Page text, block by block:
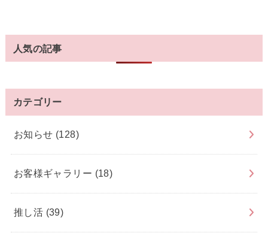
人気の記事
カテゴリー
お知らせ (128)
お客様ギャラリー (18)
推し活 (39)